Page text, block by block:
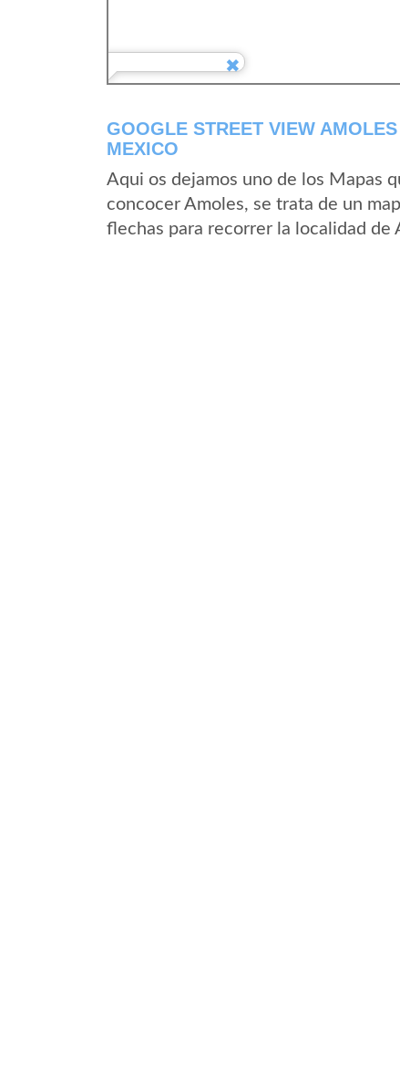
GOOGLE STREET VIEW
MEXICO
Aqui os dejamos uno de los Mapas
concocer Amoles, se trata de un
flechas para recorrer la localidad de